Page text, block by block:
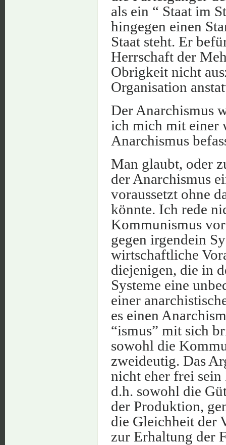
als ein “ Staat im
hingegen einen
Staat steht. Er
Herrschaft der
Obrigkeit nicht
Organisation
Der Anarchismus
ich mich mit einer
Anarchismus
Man glaubt, oder
der Anarchismus
voraussetzt ohne
könnte. Ich rede
Kommunismus
gegen irgendein
wirtschaftliche
diejenigen, die in
Systeme eine
einer
es einen
“ismus” mit sich
sowohl die
zweideutig. Das
nicht eher frei sein
d.h. sowohl die
der Produktion,
die Gleichheit der
zur Erhaltung der